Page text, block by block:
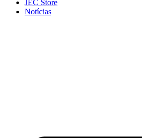
JEC Store
Notícias